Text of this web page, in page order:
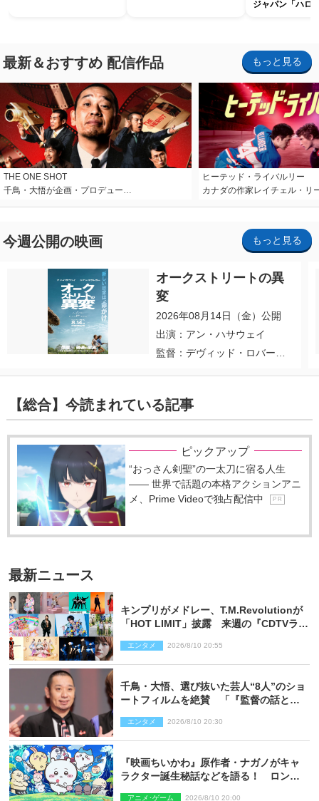
ジャパン「ハロ
最新＆おすすめ 配信作品 もっと見る
THE ONE SHOT
千鳥・大悟が企画・プロデュー…
ヒーテッド・ライバルリー
カナダの作家レイチェル・リ
今週公開の映画 もっと見る
オークストリートの異
変
2026年08月14日（金）公開
出演：アン・ハサウェイ
監督：デヴィッド・ロバー
【総合】今読まれている記事
ピックアップ
“おっさん剣聖”の一太刀に宿る人生
―― 世界で話題の本格アクションアニ
メ、Prime Videoで独占配信中
P R
最新ニュース
キンプリがメドレー、T.M.Revolutionが
「HOT LIMIT」披露 来週の『CDTVライ
エンタメ 2026/8/10 20:55
千鳥・大悟、選び抜いた芸人“8人”のショ
ートフィルムを絶賛 「『監督の話とか
した」
エンタメ 2026/8/10 20:30
『映画ちいかわ』原作者・ナガノがキャ
ラクター誕生秘話などを語る！ ロング
アニメ･ゲーム 2026/8/10 20:00